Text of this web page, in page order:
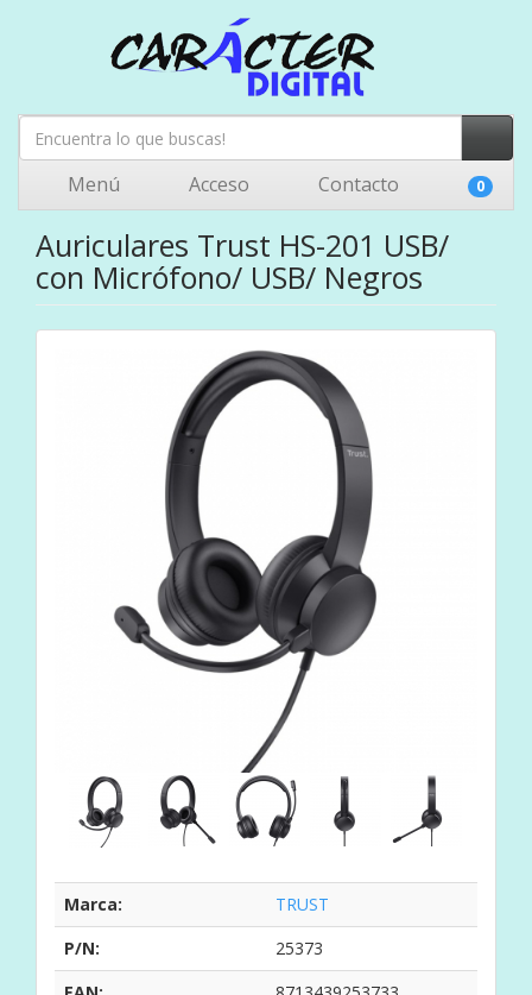
Menú Acceso Contacto 0
Auriculares Trust HS-201 USB/
con Micrófono/ USB/ Negros
Marca:
TRUST
P/N:
25373